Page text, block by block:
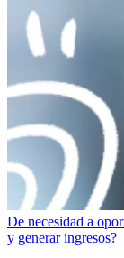
De necesidad a
y generar ingresos?